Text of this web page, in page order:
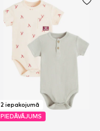
2 iepakojumā
PIEDĀVĀJUMS